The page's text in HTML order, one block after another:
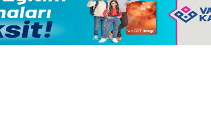
4 CHP’li belediye başkanı